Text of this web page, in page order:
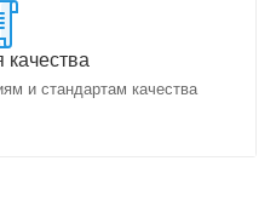
качества
и стандартам качества